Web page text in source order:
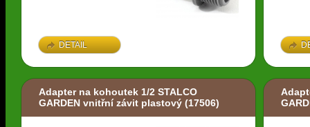
DETAIL
Adapter na kohoutek 1/2 STALCO
GARDEN vnitřní závit plastový (17506)